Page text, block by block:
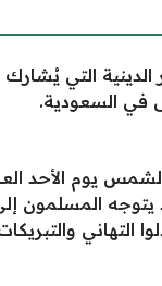
التي
في السعودية.
يونيو للعام 2025 ميلاديًا
التهاني